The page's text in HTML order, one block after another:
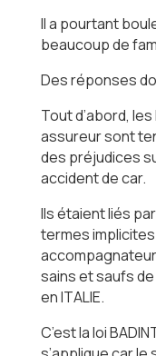
Il a pourtant
beaucoup de
Des réponses
Tout d’abord,
assureur sont
des préjudices
accident de car.
Ils étaient liés
termes
sains et saufs de
en ITALIE.
C’est la loi